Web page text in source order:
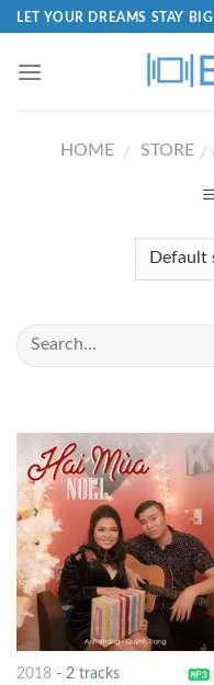
LET YOUR DREAMS STAY
HOME / STORE /
2018- 2 tracks